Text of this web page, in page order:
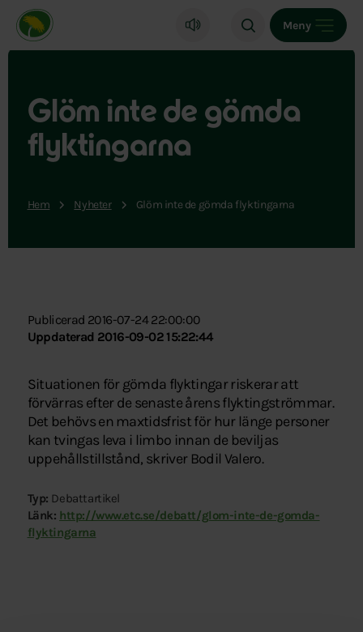
Miljöpartiet de gröna, startsida
Meny
Glöm inte de gömda
flyktingarna
Hem Nyheter Glöm inte de gömda flyktingarna
Publicerad 2016-07-24 22:00:00
Uppdaterad 2016-09-02 15:22:44
Situationen för gömda flyktingar riskerar att
förvärras efter de senaste årens flyktingströmmar.
Det behövs en maxtidsfrist för hur länge personer
kan tvingas leva i limbo innan de beviljas
uppehållstillstånd, skriver Bodil Valero.
Typ: Debattartikel
Länk: http://www.etc.se/debatt/glom-inte-de-gomda-
flyktingarna